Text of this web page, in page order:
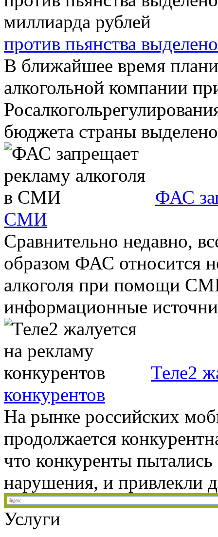
против пьянства
В ближайшее время
алкогольной компании
бюджета страны
ФАС
СМИ
Сравнительно недавно,
образом ФАС относится
алкоголя при помощи
информационные
Теле2
конкурентов
На рынке российских
продолжается
что конкуренты
нарушения, и привлекли
Услуги